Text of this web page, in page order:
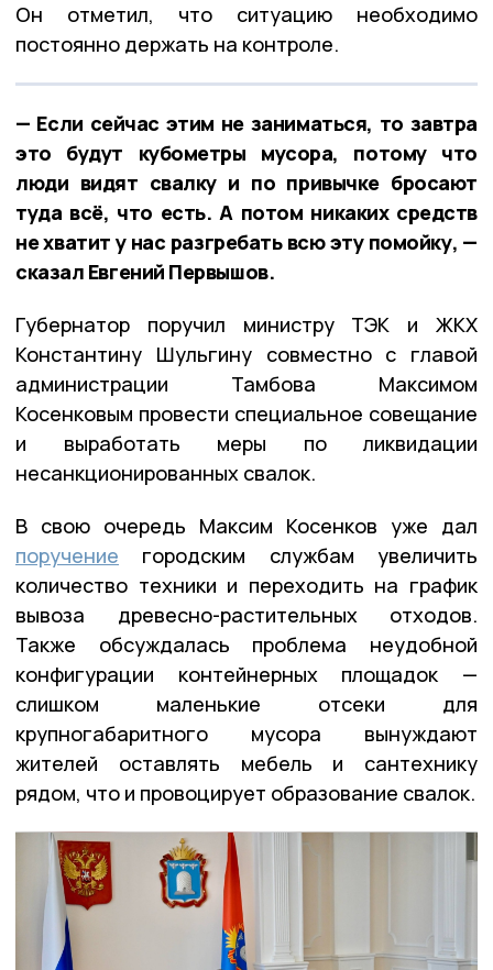
Он отметил, что ситуацию необходимо
постоянно держать на контроле.
— Если сейчас этим не заниматься, то завтра
это будут кубометры мусора, потому что
люди видят свалку и по привычке бросают
туда всё, что есть. А потом никаких средств
не хватит у нас разгребать всю эту помойку, —
сказал Евгений Первышов.
Губернатор поручил министру ТЭК и ЖКХ
Константину Шульгину совместно с главой
администрации Тамбова Максимом
Косенковым провести специальное совещание
и выработать меры по ликвидации
несанкционированных свалок.
В свою очередь Максим Косенков уже дал
поручение городским службам увеличить
количество техники и переходить на график
вывоза древесно-растительных отходов.
Также обсуждалась проблема неудобной
конфигурации контейнерных площадок —
слишком маленькие отсеки для
крупногабаритного мусора вынуждают
жителей оставлять мебель и сантехнику
рядом, что и провоцирует образование свалок.